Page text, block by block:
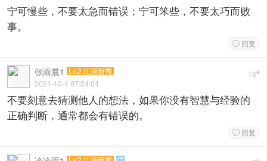
宁可慢些，不要太急而错误；宁可笨些，不要太巧而败
事。
 回复
16#
张雨晨1
Lv.2 江湖新秀
2021-10-4 07:24:04
不要刻意去猜测他人的想法，如果你没有智慧与经验的
正确判断，通常都会有错误的。
 回复